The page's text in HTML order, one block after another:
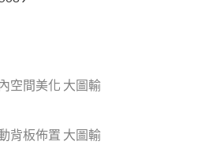
空間美化 大圖輸
背板佈置 大圖輸